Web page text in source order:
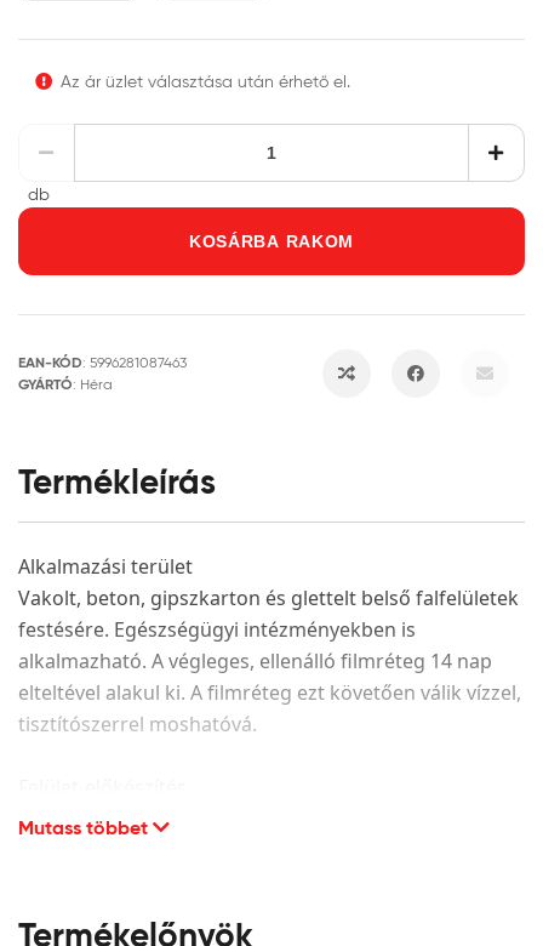
Az ár üzlet választása után érhető el.
db
KOSÁRBA RAKOM
EAN-KÓD: 5996281087463
GYÁRTÓ: Héra
Termékleírás
Alkalmazási terület
Vakolt, beton, gipszkarton és glettelt belső falfelületek
festésére. Egészségügyi intézményekben is
alkalmazható. A végleges, ellenálló filmréteg 14 nap
elteltével alakul ki. A filmréteg ezt követően válik vízzel,
tisztítószerrel moshatóvá.
A festendő felület legyen száraz, hordképes,
alapfelületnek megfelelően kijavítani. CMC alapú glett
Mutass többet
Termékelőnyök